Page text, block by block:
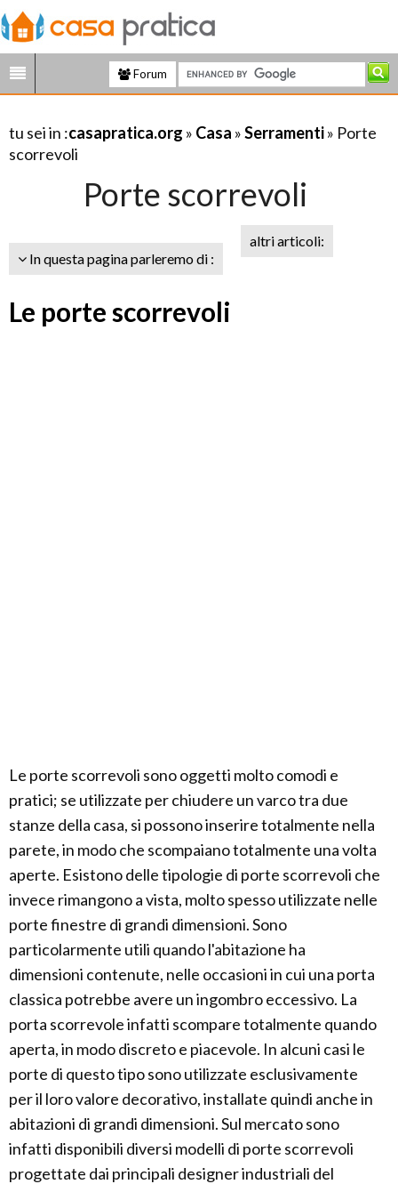
Forum
tu sei in :casapratica.org » Casa »Serramenti» Porte
scorrevoli
Porte scorrevoli
In questa pagina parleremo di :
altri articoli:
Le porte scorrevoli
Le porte scorrevoli sono oggetti molto comodi e
pratici; se utilizzate per chiudere un varco tra due
stanze della casa, si possono inserire totalmente nella
parete, in modo che scompaiano totalmente una volta
aperte. Esistono delle tipologie di porte scorrevoli che
invece rimangono a vista, molto spesso utilizzate nelle
porte finestre di grandi dimensioni. Sono
particolarmente utili quando l'abitazione ha
dimensioni contenute, nelle occasioni in cui una porta
classica potrebbe avere un ingombro eccessivo. La
porta scorrevole infatti scompare totalmente quando
aperta, in modo discreto e piacevole. In alcuni casi le
porte di questo tipo sono utilizzate esclusivamente
per il loro valore decorativo, installate quindi anche in
abitazioni di grandi dimensioni. Sul mercato sono
infatti disponibili diversi modelli di porte scorrevoli
progettate dai principali designer industriali del